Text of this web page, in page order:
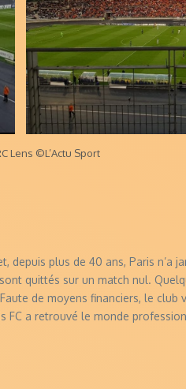
Lens ©L’Actu Sport
depuis plus de 40 ans, Paris n’a
quittés sur un match nul.
de moyens financiers, le club
FC a retrouvé le monde